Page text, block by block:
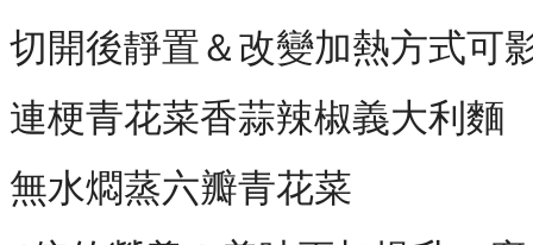
切開後靜置＆改變加熱方式可
連梗青花菜香蒜辣椒義大利麵
無水燜蒸六瓣青花菜